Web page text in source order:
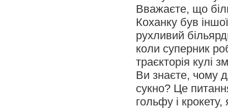
Вважаєте, що
Коханку був
рухливий
коли суперник
траєкторія кулі
Ви знаєте, чому
сукно? Це
гольфу і крокету,